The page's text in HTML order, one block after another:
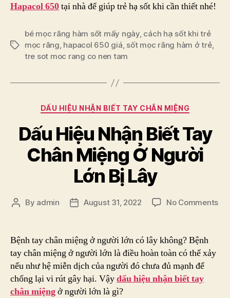
Hapacol 650tại nhà để giúp trẻ hạ sốt khi cần thiết nhé!
Tags
bé mọc răng hàm sốt mấy ngày, cách hạ sốt khi trẻ
mọc răng, hapacol 650 giá, sốt mọc răng hàm ở trẻ,
tre sot moc rang co nen tam
Categories
DẤU HIỆU NHẬN BIẾT TAY CHÂN MIỆNG
Dấu Hiệu Nhận Biết Tay
Chân Miệng Ở Người
Lớn Bị Lây
Post
By admin
PostAugust 31, 2022 No Commentson
Bệnh tay chân miệng ở người lớn có lây không? Bệnh
tay chân miệng ở người lớn là điều hoàn toàn có thể xảy
nếu như hệ miễn dịch của người đó chưa đủ mạnh để
chống lại vi rút gây hại. Vậydấu hiệu nhận biết tay
chân miệngở người lớn là gì?